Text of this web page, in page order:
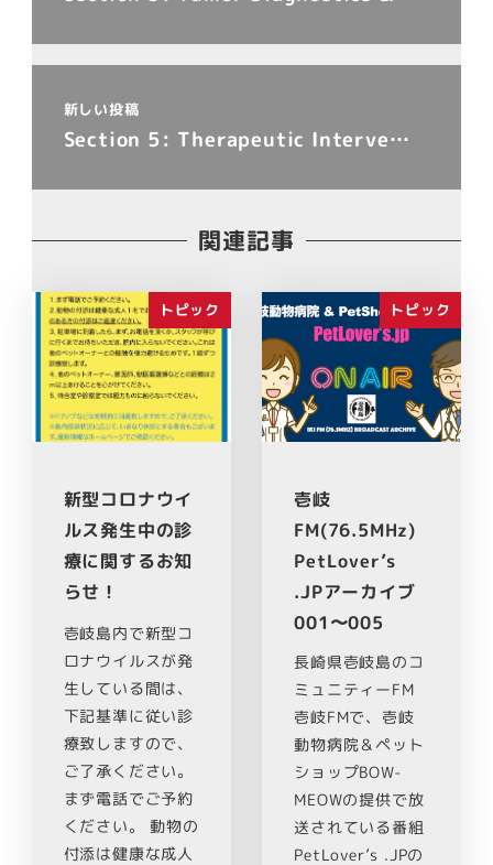
新しい投稿
Section 5: Therapeutic Interve…
関連記事
トピック
新型コロナウイ
ルス発生中の診
療に関するお知
らせ！
壱岐島内で新型コ
ロナウイルスが発
生している間は、
下記基準に従い診
療致しますので、
ご了承ください。
まず電話でご予約
ください。 動物の
付添は健康な成人
トピック
壱岐
FM(76.5MHz)
PetLover’s
.JPアーカイブ
001〜005
長崎県壱岐島のコ
ミュニティーFM
壱岐FMで、壱岐
動物病院＆ペット
ショップBOW-
MEOWの提供で放
送されている番組
PetLover’s .JPの